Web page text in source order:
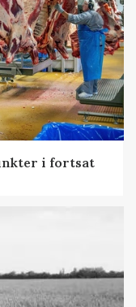
i fortsat